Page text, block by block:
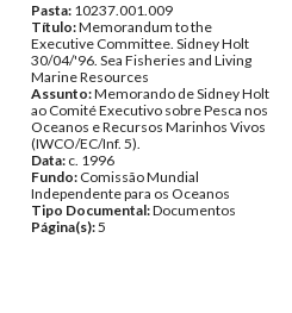
Pasta: 10237.001.009
Título:Memorandum to the
Executive Committee. Sidney Holt
30/04/'96. Sea Fisheries and Living
Marine Resources
Assunto:Memorando de Sidney Holt
ao Comité Executivo sobre Pesca nos
Oceanos e Recursos Marinhos Vivos
(IWCO/EC/Inf. 5).
Data: c. 1996
Fundo: Comissão Mundial
Independente para os Oceanos
Tipo Documental:Documentos
Página(s):5